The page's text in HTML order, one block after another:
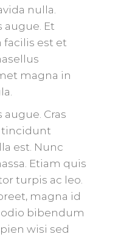
nulla.
augue. Et
est et
magna in
Cras
tincidunt
est. Nunc
Etiam quis
turpis ac leo.
magna id
bibendum
wisi sed